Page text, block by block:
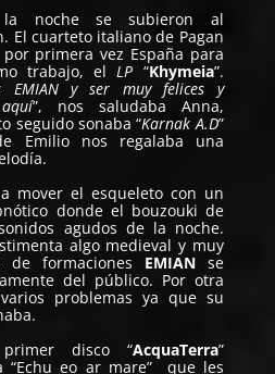
la noche se subieron al
El cuarteto italiano de Pagan
primera vez España para
trabajo, el LP “Khymeia”.
EMIAN y ser muy felices y
”, nos saludaba Anna,
seguido sonaba “Karnak A.D”
Emilio nos regalaba una
a mover el esqueleto con un
donde el bouzouki de
agudos de la noche.
algo medieval y muy
formaciones EMIANse
del público. Por otra
problemas ya que su
disco “AcquaTerra”
“Echu eo ar mare” que les